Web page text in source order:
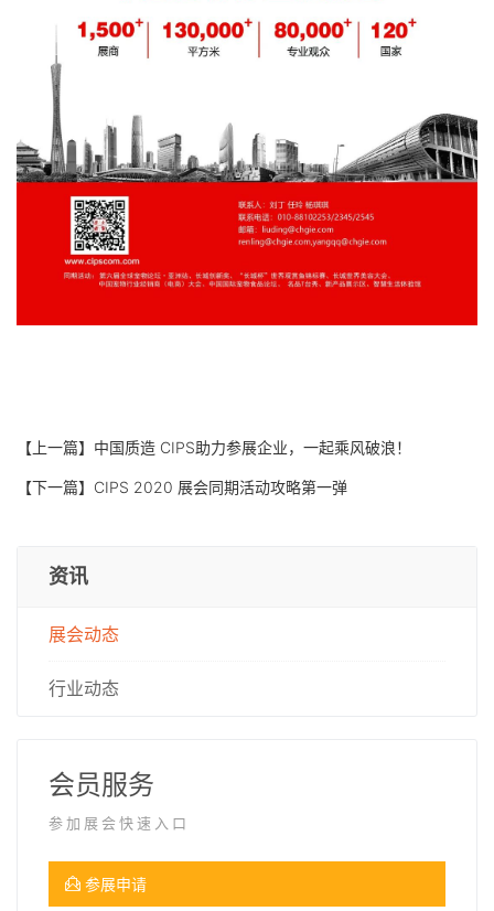
【上一篇】 中国质造 CIPS助力参展企业，一起乘风破浪！
【下一篇】 CIPS 2020 展会同期活动攻略第一弹
资讯
展会动态
行业动态
会员服务
参加展会快速入口
参展申请